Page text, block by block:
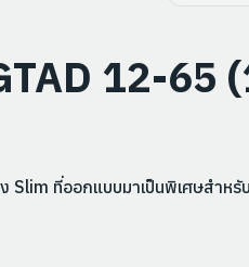
12-
Slim ที่ออกแบบมาเป็นพิเศษสำห